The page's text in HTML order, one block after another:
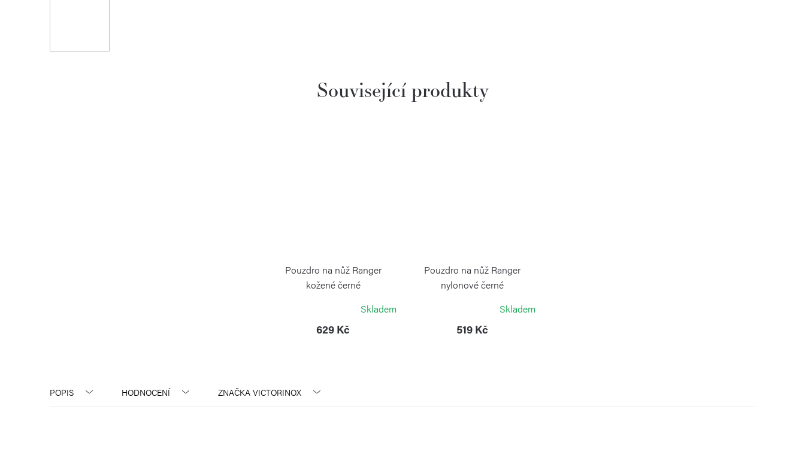
Související produkty
Pouzdro na nůž Ranger
kožené černé
Skladem
629 Kč
Pouzdro na nůž Ranger
nylonové černé
Skladem
519 Kč
POPIS HODNOCENÍ ZNAČKA VICTORINOX